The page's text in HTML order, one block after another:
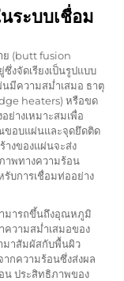
ระบบเชื่อม
ย (butt fusion
จัดเรียงเป็นรูปแบบ
มีความสม่ำเสมอ ธาตุ
heaters) หรือขด
ย่างเหมาะสมเพื่อ
ขอบแผ่นและจุดยึดติด
งของแผ่นจะส่ง
าพทางความร้อน
รับการเชื่อมท่ออย่าง
ามารถขึ้นถึงอุณหภูมิ
ความสม่ำเสมอของ
มาสัมผัสกับพื้นผิว
ากความร้อนซึ่งส่งผล
น ประสิทธิภาพของ